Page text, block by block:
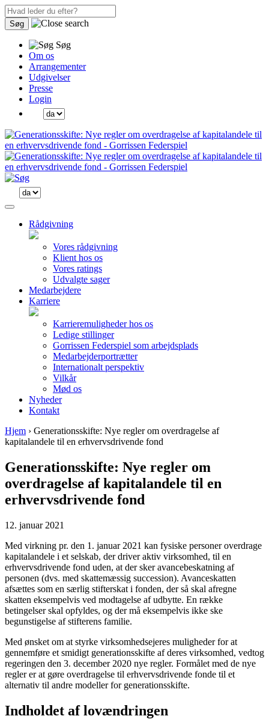
Søg
Søg
Om os
Arrangementer
Udgivelser
Presse
Login
Rådgivning
Vores rådgivning
Klient hos os
Vores ratings
Udvalgte sager
Medarbejdere
Karriere
Karrieremuligheder hos os
Ledige stillinger
Gorrissen Federspiel som arbejdsplads
Medarbejderportrætter
Internationalt perspektiv
Vilkår
Mød os
Nyheder
Kontakt
Hjem › Generationsskifte: Nye regler om overdragelse af
kapitalandele til en erhvervsdrivende fond
Generationsskifte: Nye regler om
overdragelse af kapitalandele til en
erhvervsdrivende fond
12. januar 2021
Med virkning pr. den 1. januar 2021 kan fysiske personer overdrage
kapitalandele i et selskab, der driver aktiv virksomhed, til en
erhvervsdrivende fond uden, at der sker avancebeskatning af
personen (dvs. med skattemæssig succession). Avanceskatten
afsættes som en særlig stifterskat i fonden, der så skal afregne
skatten eksempelvis ved modtagelse af udbytte. En række
betingelser skal opfyldes, og der må eksempelvis ikke ske
begunstigelse af stifterens familie.
Med ønsket om at styrke virksomhedsejeres muligheder for at
gennemføre et smidigt generationsskifte af deres virksomhed, vedtog
regeringen den 3. december 2020 nye regler. Formålet med de nye
regler er at gøre overdragelse til erhvervsdrivende fonde til et
alternativ til andre modeller for generationsskifte.
Indholdet af lovændringen